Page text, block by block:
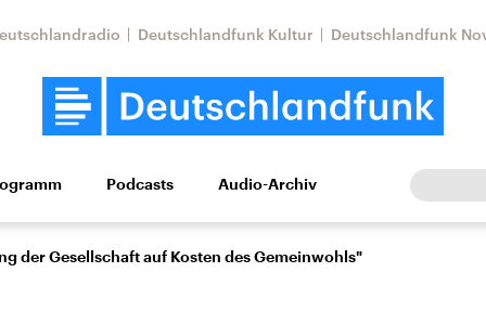
Deutschlandfunk Kultur Deutschlandfunk
Wissen Kultur Europa
Podcasts Audio-Archiv
der Gesellschaft auf Kosten des Gemeinwohls"